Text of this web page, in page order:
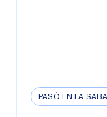
PASÓ EN LA